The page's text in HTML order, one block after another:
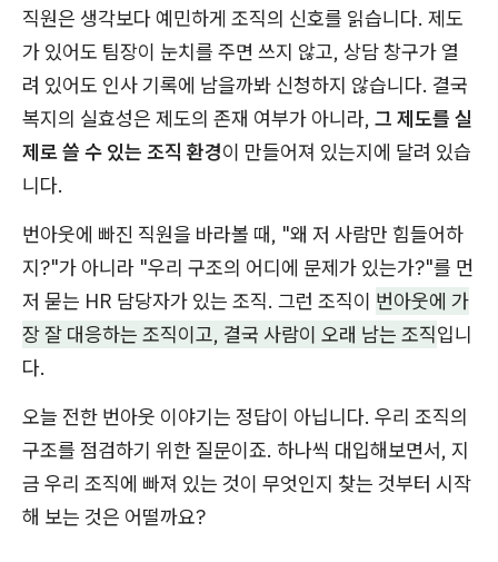
직원은 생각보다 예민하게 조직의 신호를 읽습니다. 제도
가 있어도 팀장이 눈치를 주면 쓰지 않고, 상담 창구가 열
려 있어도 인사 기록에 남을까봐 신청하지 않습니다. 결국
복지의 실효성은 제도의 존재 여부가 아니라, 그 제도를 실
제로 쓸 수 있는 조직 환경이 만들어져 있는지에 달려 있습
니다.
번아웃에 빠진 직원을 바라볼 때, "왜 저 사람만 힘들어하
지?"가 아니라 "우리 구조의 어디에 문제가 있는가?"를 먼
저 묻는 HR 담당자가 있는 조직. 그런 조직이 번아웃에 가
장 잘 대응하는 조직이고, 결국 사람이 오래 남는 조직입니
다.
오늘 전한 번아웃 이야기는 정답이 아닙니다. 우리 조직의
구조를 점검하기 위한 질문이죠. 하나씩 대입해보면서, 지
금 우리 조직에 빠져 있는 것이 무엇인지 찾는 것부터 시작
해 보는 것은 어떨까요?